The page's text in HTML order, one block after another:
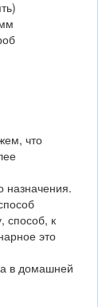
что
назначения.
способ, к
это
в домашней